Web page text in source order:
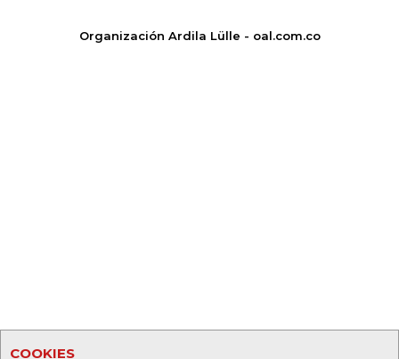
COOKIES
Organización Ardila Lülle - oal.com.co